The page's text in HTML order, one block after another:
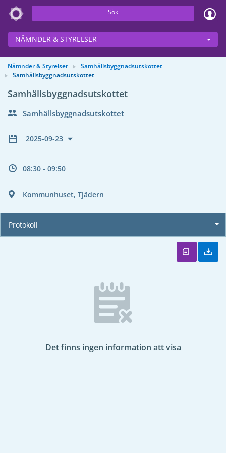
Sök
NÄMNDER & STYRELSER
Nämnder & Styrelser
Samhällsbyggnadsutskottet
Samhällsbyggnadsutskottet
Samhällsbyggnadsutskottet
Samhällsbyggnadsutskottet
2025-09-23
08:30 - 09:50
Kommunhuset, Tjädern
Protokoll
Det finns ingen information att visa